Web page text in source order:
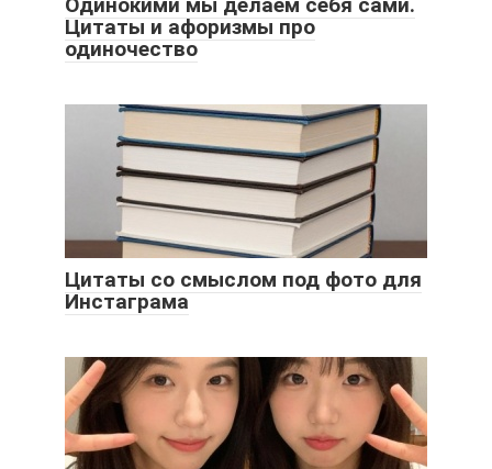
Одинокими мы делаем себя сами.
Цитаты и афоризмы про
одиночество
Цитаты со смыслом под фото для
Инстаграма